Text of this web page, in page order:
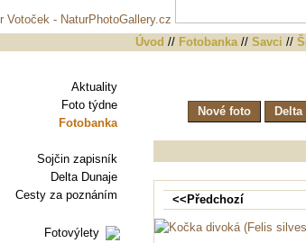
Úvod // Fotobanka// Savci //
Aktuality
Foto týdne
Fotobanka
Sojčin zapisník
Delta Dunaje
Cesty za poznáním
Fotovýlety
Nové foto
<<Předchozí